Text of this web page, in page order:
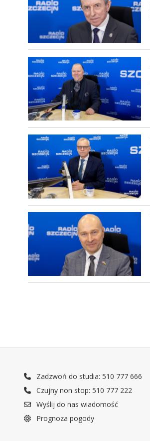
Zadzwoń do studia: 510 777 666
Czujny non stop: 510 777 222
Wyślij do nas wiadomość
Prognoza pogody